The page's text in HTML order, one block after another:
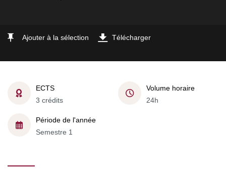
Ajouter à la sélection Télécharger
ECTS
3 crédits
Volume horaire
24h
Période de l'année
Semestre 1